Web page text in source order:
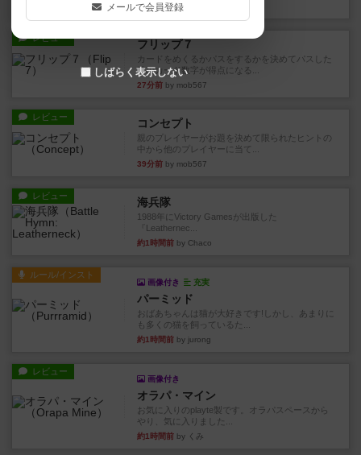
15分前by うらまこ
レビュー フリップ７
カードをめくるかパスをするかを決めてパスした
時のカード数字が得点になる...
27分前 by mob567
レビュー コンセプト
親のプレイヤーがお題を決めて限られたヒントの
中から他のプレイヤーに当て...
39分前 by mob567
レビュー 海兵隊
1988年にVictory Gamesが出版した
『Leathernec...
約1時間前 by Chaco
ルール/インスト
画像付き 充実
パーミッド
おばあちゃんは猫が大好きです!しかし、あまりに
も多くの猫を飼っているた...
約1時間前 by jurong
レビュー
画像付き
オラパ・マイン
お気に入りのplayte製です。オラパスペースから
やり、気に入りました...
約1時間前 by くみ
メールで会員登録
しばらく表示しない